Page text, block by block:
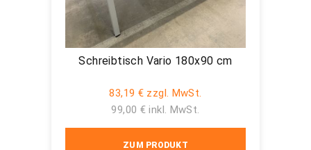
Schreibtisch Vario 180x90 cm
83,19 € zzgl. MwSt.
99,00 € inkl. MwSt.
ZUM PRODUKT